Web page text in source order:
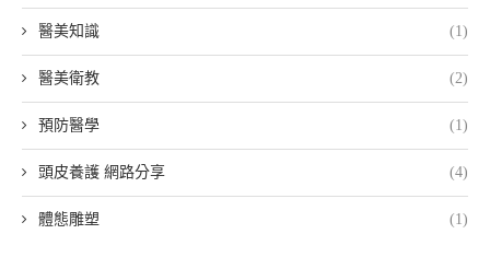
醫美知識 (1)
醫美衛教 (2)
預防醫學 (1)
頭皮養護 網路分享 (4)
體態雕塑 (1)